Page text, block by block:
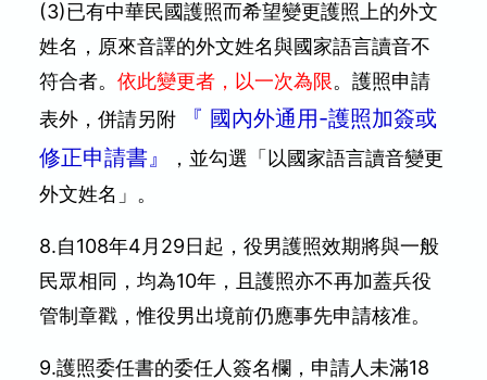
(3)已有中華民國護照而希望變更護照上的外文
姓名，原來音譯的外文姓名與國家語言讀音不
符合者。 依此變更者，以一次為限。護照申請
表外，併請另附
『 國內外通用-護照加簽或
修正申請書』
，並勾選「以國家語言讀音變更
外文姓名」。
8.自108年4月29日起，役男護照效期將與一般
民眾相同，均為10年，且護照亦不再加蓋兵役
管制章戳，惟役男出境前仍應事先申請核准。
9.護照委任書的委任人簽名欄，申請人未滿18